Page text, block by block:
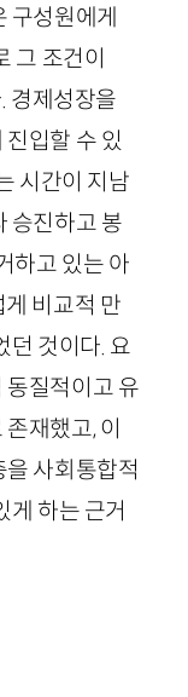
구성원에게
그 조건이
경제성장을
입할 수 있
시간이 지남
승진하고 봉
하고 있는 아
비교적 만
던 것이다. 요
동질적이고 유
재했고, 이
사회통합적
게 하는 근거